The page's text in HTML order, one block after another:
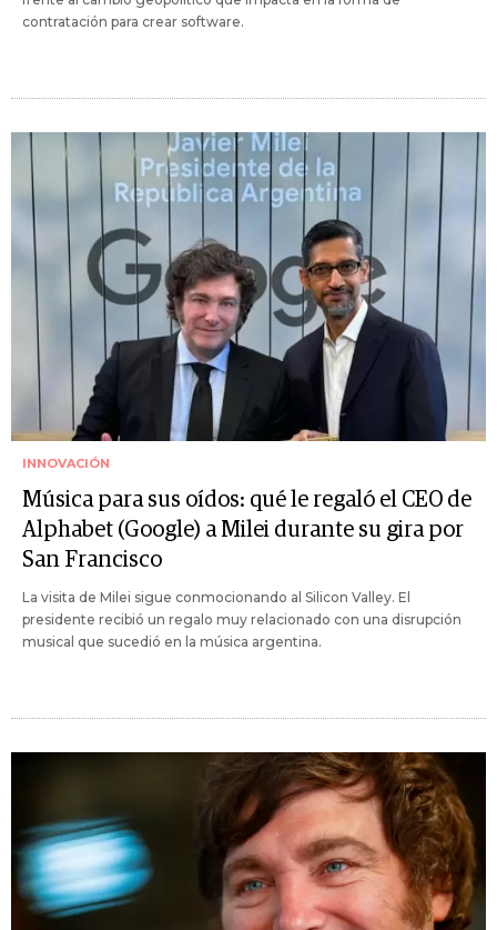
contratación para crear software.
INNOVACIÓN
Música para sus oídos: qué le regaló el CEO de
Alphabet (Google) a Milei durante su gira por
San Francisco
La visita de Milei sigue conmocionando al Silicon Valley. El
presidente recibió un regalo muy relacionado con una disrupción
musical que sucedió en la música argentina.